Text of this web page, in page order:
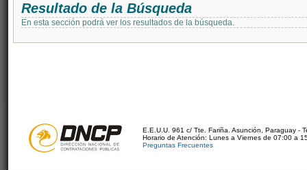
Resultado de la Búsqueda
En esta sección podrá ver los resultados de la búsqueda.
E.E.U.U. 961 c/ Tte. Fariña. Asunción, Paraguay -
Horario de Atención: Lunes a Viernes de 07:00 a
Preguntas Frecuentes